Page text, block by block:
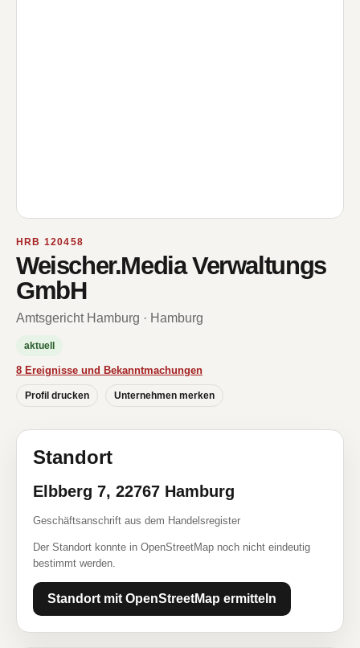
HRB 120458
Weischer.Media Verwaltungs
GmbH
Amtsgericht Hamburg · Hamburg
aktuell
8 Ereignisse und Bekanntmachungen
Profil drucken Unternehmen merken
Standort
Elbberg 7, 22767 Hamburg
Geschäftsanschrift aus dem Handelsregister
Der Standort konnte in OpenStreetMap noch nicht eindeutig
bestimmt werden.
Standort mit OpenStreetMap ermitteln